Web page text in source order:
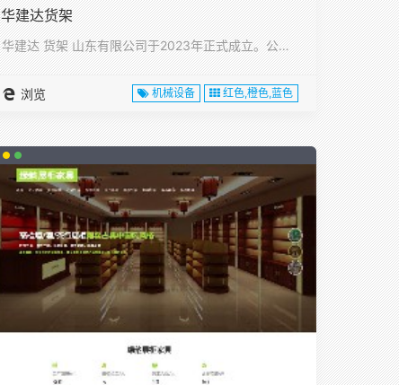
华建达货架
华建达 货架 山东有限公司于2023年正式成立。公司位于山东···
浏览 机械设备 红色,橙色,蓝色